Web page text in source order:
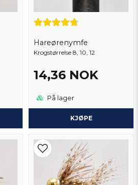
Hareørenymfe
Krogstørrelse 8, 10, 12
14,36 NOK
På lager
KJØPE
Send spørsmål